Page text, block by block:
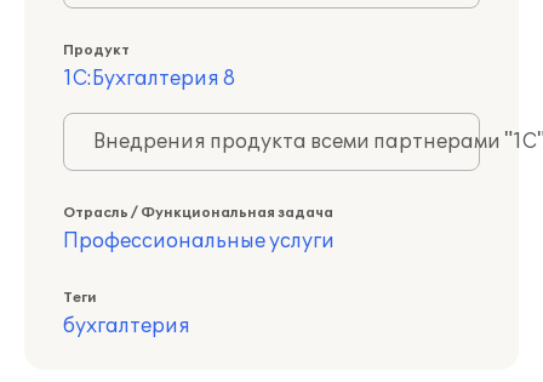
Продукт
1С:Бухгалтерия 8
Внедрения продукта всеми партнерами
Отрасль / Функциональная задача
Профессиональные услуги
Теги
бухгалтерия